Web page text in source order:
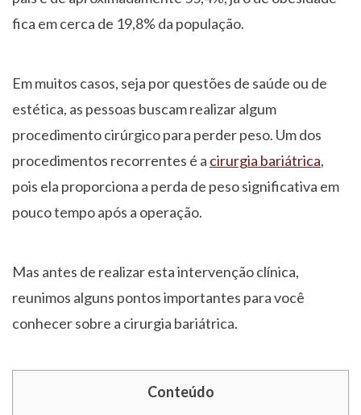
fica em cerca de 19,8% da população.
Em muitos casos, seja por questões de saúde ou de
estética, as pessoas buscam realizar algum
procedimento cirúrgico para perder peso. Um dos
procedimentos recorrentes é a cirurgia bariátrica,
pois ela proporciona a perda de peso significativa em
pouco tempo após a operação.
Mas antes de realizar esta intervenção clínica,
reunimos alguns pontos importantes para você
conhecer sobre a cirurgia bariátrica.
Conteúdo